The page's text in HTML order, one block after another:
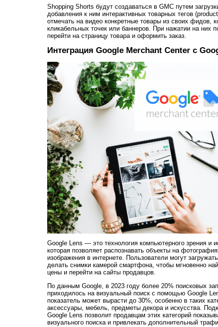
Shopping Shorts будут создаваться в GMC путем
добавления к ним интерактивных товарных тегов
отмечать на видео конкретные товары из своих фидов,
кликабельных точек или баннеров. При нажатии на них
перейти на страницу товара и оформить заказ.
Интеграция Google Merchant Center с
Google Lens — это технология компьютерного зрения и
которая позволяет распознавать объекты на
изображения в интернете. Пользователи могут
делать снимки камерой смартфона, чтобы мгновенно
цены и перейти на сайты продавцов.
По данным Google, в 2023 году более 20% поисковых
приходилось на визуальный поиск с помощью Google
показатель может вырасти до 30%, особенно в таких
аксессуары, мебель, предметы декора и искусства.
Google Lens позволит продавцам этих категорий
визуального поиска и привлекать дополнительный